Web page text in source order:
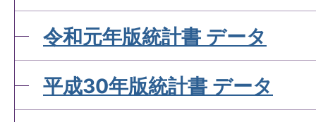
令和元年版統計書 データ
平成30年版統計書 データ